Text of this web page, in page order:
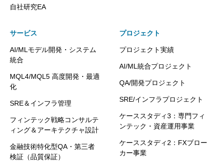
自社研究EA
サービス
AI/MLモデル開発・システム
統合
MQL4/MQL5 高度開発・最適
化
SRE＆インフラ管理
フィンテック戦略コンサルテ
ィング＆アーキテクチャ設計
金融技術特化型QA・第三者
検証（品質保証）
プロジェクト
プロジェクト実績
AI/ML統合プロジェクト
QA/開発プロジェクト
SRE/インフラプロジェクト
ケーススタディ3：専門フィ
ンテック・資産運用事業
ケーススタディ2：FXブロー
カー事業